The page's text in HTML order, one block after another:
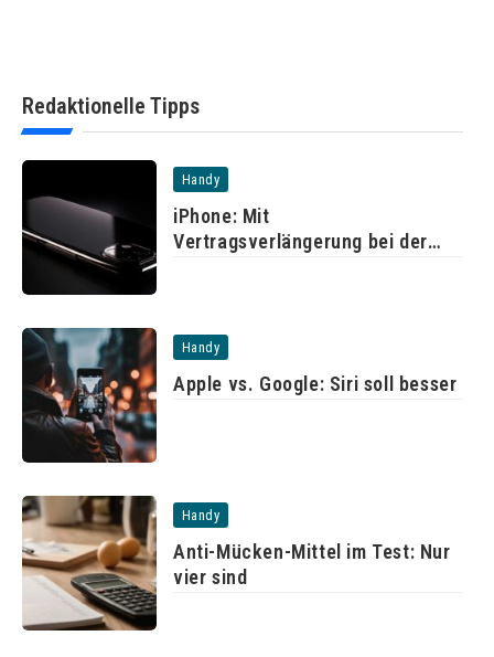
Redaktionelle Tipps
Handy
iPhone: Mit
Vertragsverlängerung bei der
Handy
Apple vs. Google: Siri soll besser
Handy
Anti-Mücken-Mittel im Test: Nur
vier sind